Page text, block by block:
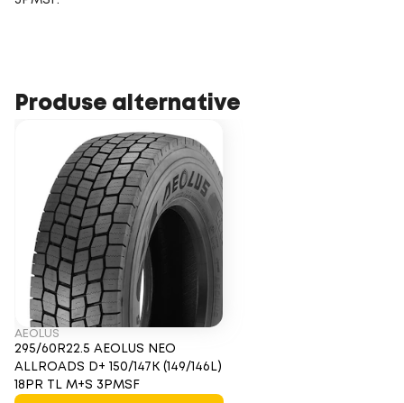
Produse alternative
AEOLUS
295/60R22.5 AEOLUS NEO
ALLROADS D+ 150/147K (149/146L)
18PR TL M+S 3PMSF